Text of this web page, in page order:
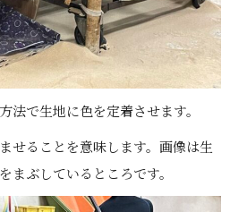
法で生地に色を定着させます。
せることを意味します。画像は生
まぶしているところです。